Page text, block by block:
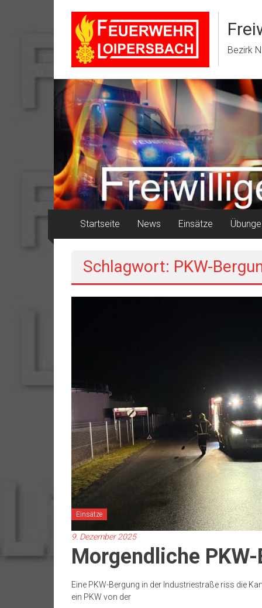
springen
Bezirk
Startseite News Einsätze
Schlagwort: PKW-
Einsätze
9. Dezember 2025
Morgendliche
Eine PKW-Bergung in der Industriestraße riss die
ein PKW von der